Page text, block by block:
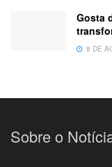
Gosta
8 DE
Sobre o